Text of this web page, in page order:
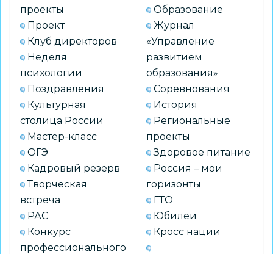
проекты
Проект
Клуб директоров
Неделя
психологии
Поздравления
Культурная
столица России
Мастер-класс
ОГЭ
Кадровый резерв
Творческая
встреча
РАС
Конкурс
профессионального
Образование
Журнал
«Управление
развитием
образования»
Соревнования
История
Региональные
проекты
Здоровое питание
Россия – мои
горизонты
ГТО
Юбилеи
Кросс нации